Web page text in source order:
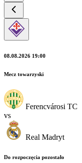
08.08.2026 19:00
Mecz towarzyski
Ferencvárosi TC
vs
Real Madryt
Do rozpoczęcia pozostało